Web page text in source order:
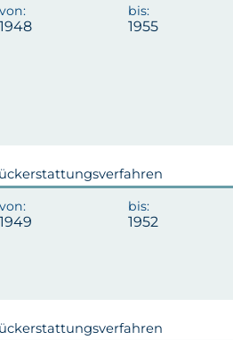
1948 1955
1949 1952